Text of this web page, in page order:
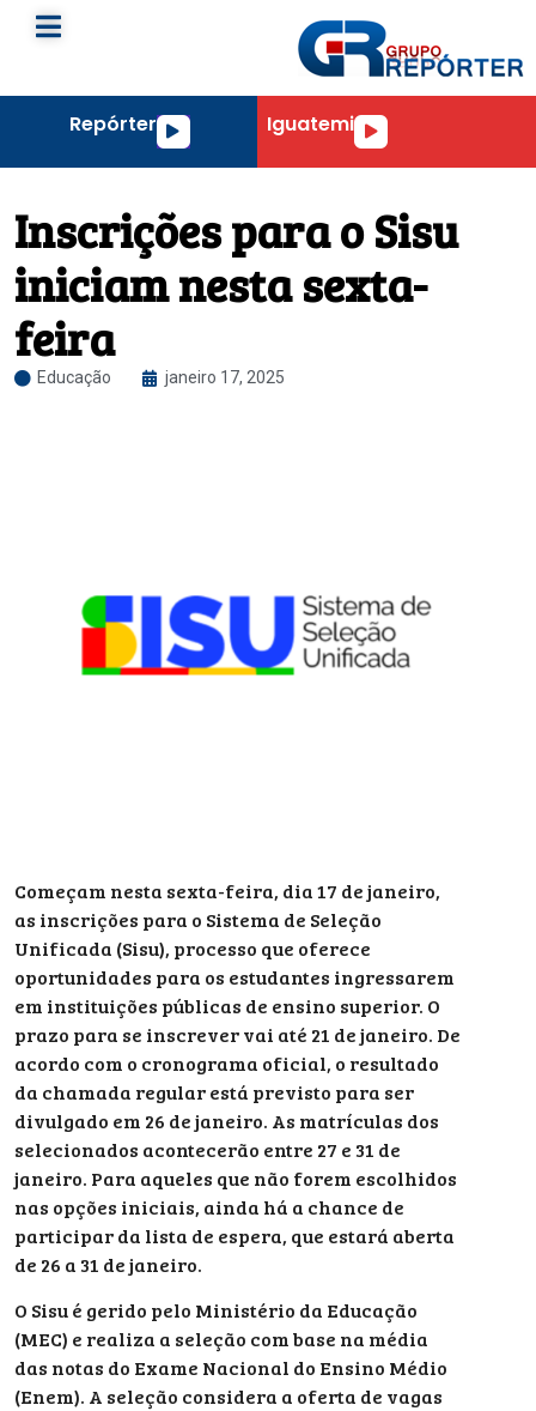
RepórterTocador
IguatemiTocador
Inscrições para o Sisu
iniciam nesta sexta-
feira
Educação janeiro 17, 2025
Começam nesta sexta-feira, dia 17 de janeiro,
as inscrições para o Sistema de Seleção
Unificada (Sisu), processo que oferece
oportunidades para os estudantes ingressarem
em instituições públicas de ensino superior. O
prazo para se inscrever vai até 21 de janeiro. De
acordo com o cronograma oficial, o resultado
da chamada regular está previsto para ser
divulgado em 26 de janeiro. As matrículas dos
selecionados acontecerão entre 27 e 31 de
janeiro. Para aqueles que não forem escolhidos
nas opções iniciais, ainda há a chance de
participar da lista de espera, que estará aberta
de 26 a 31 de janeiro.
O Sisu é gerido pelo Ministério da Educação
(MEC) e realiza a seleção com base na média
das notas do Exame Nacional do Ensino Médio
(Enem). A seleção considera a oferta de vagas